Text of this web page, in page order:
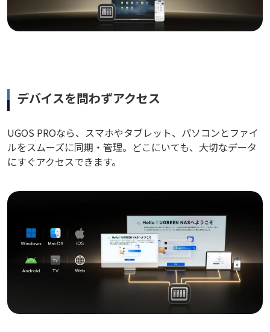
デバイスを問わずアクセス
UGOS PROなら、スマホやタブレット、パソコンとファイ
ルをスムーズに同期・管理。どこにいても、大切なデータ
にすぐアクセスできます。